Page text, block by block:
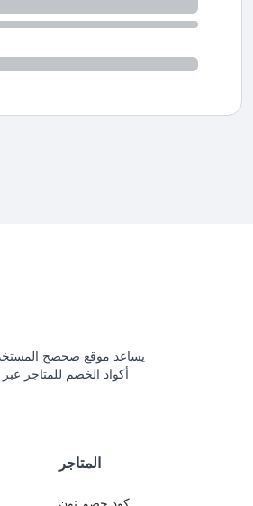
يساعد موقع صحصح
أكواد الخصم للمتاجر
المتاجر